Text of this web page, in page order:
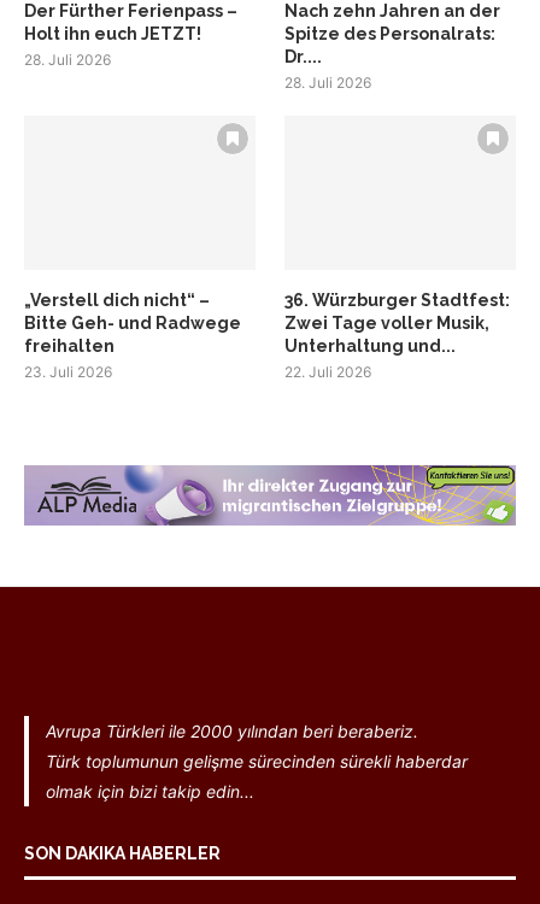
Der Fürther Ferienpass –
Holt ihn euch JETZT!
28. Juli 2026
Nach zehn Jahren an der
Spitze des Personalrats:
Dr....
28. Juli 2026
„Verstell dich nicht“ –
Bitte Geh- und Radwege
freihalten
23. Juli 2026
36. Würzburger Stadtfest:
Zwei Tage voller Musik,
Unterhaltung und...
22. Juli 2026
Avrupa Türkleri ile 2000 yılından beri beraberiz.
Türk toplumunun gelişme sürecinden sürekli haberdar
olmak için bizi takip edin...
SON DAKIKA HABERLER